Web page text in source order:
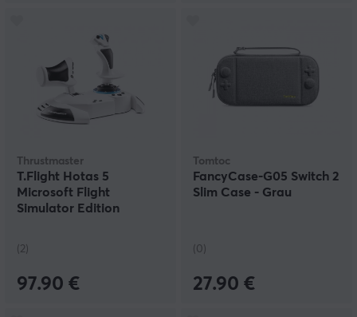
Thrustmaster
T.Flight Hotas 5
Microsoft Flight
Simulator Edition
(2)
97.90 €
Tomtoc
FancyCase-G05 Switch 2
Slim Case - Grau
(0)
27.90 €